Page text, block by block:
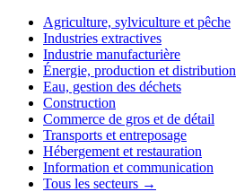
Agriculture, sylviculture et pêche
Industries extractives
Industrie manufacturière
Énergie, production et distribution
Eau, gestion des déchets
Construction
Commerce de gros et de détail
Transports et entreposage
Hébergement et restauration
Information et communication
Tous les secteurs →